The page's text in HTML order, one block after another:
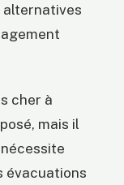
alternatives
cher à
mais il
évacuations